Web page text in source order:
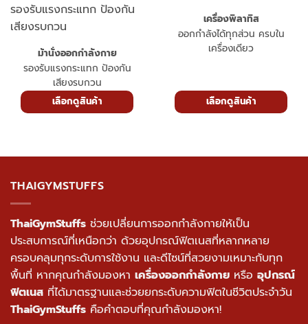
ม้านั่งออกกำลังกาย
รองรับแรงกระแทก ป้องกัน
เสียงรบกวน
เลือกดูสินค้า
เครื่องพิลาทิส
ออกกำลังได้ทุกส่วน ครบใน
เครื่องเดียว
เลือกดูสินค้า
THAIGYMSTUFFS
ThaiGymStuffs ช่วยเปลี่ยนการออกกำลังกายให้เป็น
ประสบการณ์ที่เหนือกว่า ด้วยอุปกรณ์ฟิตเนสที่หลากหลาย
ครอบคลุมทุกระดับการใช้งาน และดีไซน์ที่สวยงามเหมาะกับทุก
พื้นที่ หากคุณกำลังมองหา เครื่องออกกำลังกาย หรือ อุปกรณ์
ฟิตเนส ที่ได้มาตรฐานและช่วยยกระดับความฟิตในชีวิตประจำวัน
ThaiGymStuffs คือคำตอบที่คุณกำลังมองหา!